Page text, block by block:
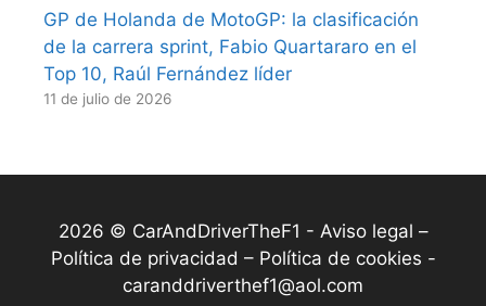
GP de Holanda de MotoGP: la clasificación
de la carrera sprint, Fabio Quartararo en el
Top 10, Raúl Fernández líder
11 de julio de 2026
2026 © CarAndDriverTheF1 - Aviso legal –
Política de privacidad – Política de cookies -
caranddriverthef1@aol.com